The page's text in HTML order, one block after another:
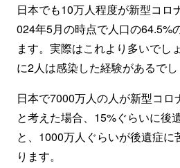
日本でも10万人程度が新型コロ
024年5月の時点で人口の64.5%
ます。実際はこれより多いでし
に2人は感染した経験があるでし
日本で7000万人の人が新型コロ
と考えた場合、15%ぐらいに後
と、1000万人ぐらいが後遺症に
ります。